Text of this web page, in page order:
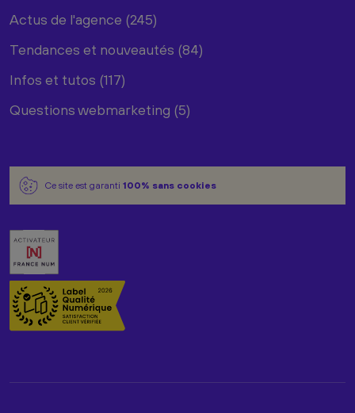
Actus de l'agence (245)
Tendances et nouveautés (84)
Infos et tutos (117)
Questions webmarketing (5)
Ce site est garanti 100% sans cookies